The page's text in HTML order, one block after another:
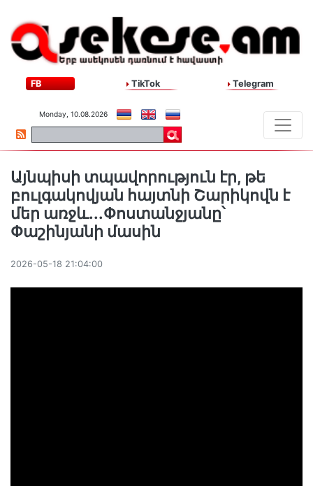
FB TikTok Telegram
Monday, 10.08.2026
Այնպիսի տպավորություն էր, թե
բուլգակովյան հայտնի Շարիկովն է
մեր առջև․․․Փոստանջյանը՝
Փաշինյանի մասին
2026-05-18 21:04:00